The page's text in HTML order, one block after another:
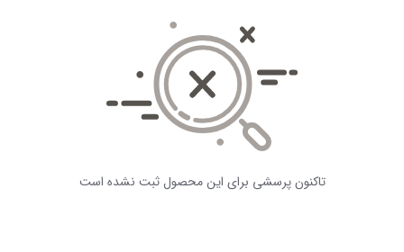
تاکنون پرسشی برای این محصول ثبت نشده است